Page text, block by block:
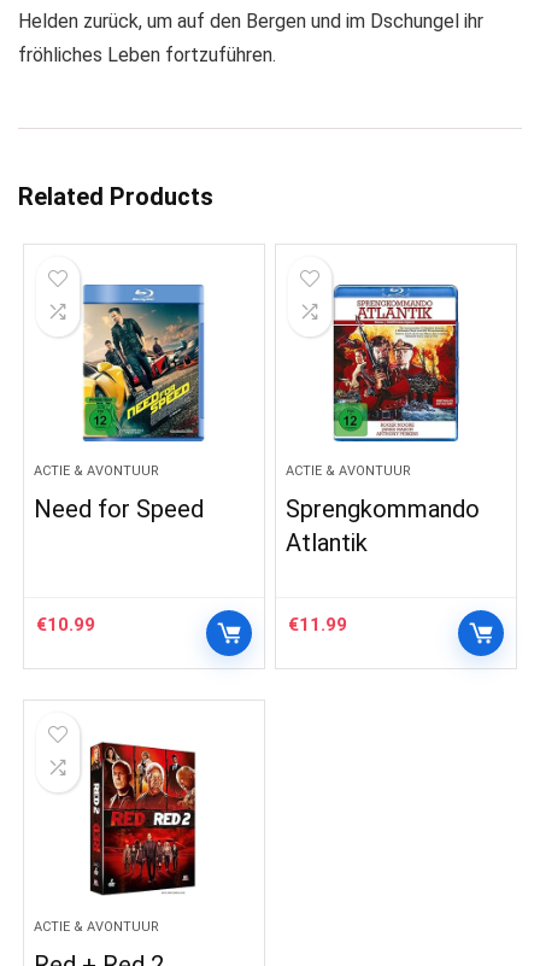
Helden zurück, um auf den Bergen und im Dschungel ihr
fröhliches Leben fortzuführen.
Related Products
ACTIE & AVONTUUR
Need for Speed
€10.99
ACTIE & AVONTUUR
Sprengkommando
Atlantik
€11.99
ACTIE & AVONTUUR